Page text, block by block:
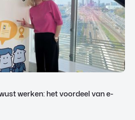
werken: het voordeel van e-